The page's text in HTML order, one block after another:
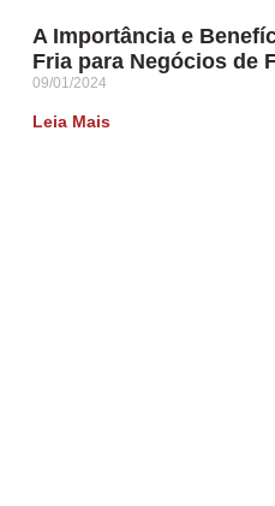
A Importância e
Fria para Negócios de
09/01/2024
Leia Mais